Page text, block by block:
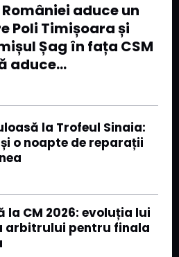
aduce un
Poli Timișoara și
Șag în fața CSM
aduce...
la Trofeul Sinaia:
o noapte de reparații
CM 2026: evoluția lui
arbitrului pentru finala